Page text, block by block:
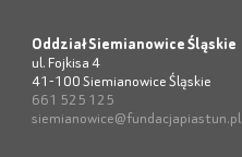
Oddział Siemianowice Śląskie
ul. Fojkisa 4
41-100 Siemianowice Śląskie
661 525 125
siemianowice@fundacjapiastun.pl